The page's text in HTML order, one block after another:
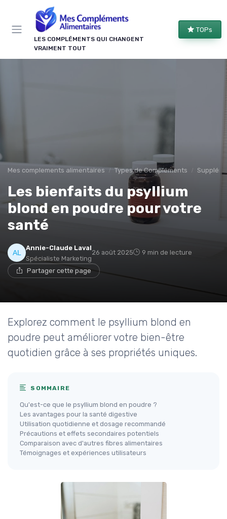
LES COMPLÉMENTS QUI CHANGENT
VRAIMENT TOUT
TOPs
Mes complements alimentaires Types de Compléments
Les bienfaits du psyllium
blond en poudre pour votre
santé
Annie-Claude Laval
Spécialiste Marketing
26 août 2025 9 min de lecture
Partager cette page
Explorez comment le psyllium blond en
poudre peut améliorer votre bien-être
quotidien grâce à ses propriétés uniques.
SOMMAIRE
Qu'est-ce que le psyllium blond en poudre ?
Les avantages pour la santé digestive
Utilisation quotidienne et dosage recommandé
Précautions et effets secondaires potentiels
Comparaison avec d'autres fibres alimentaires
Témoignages et expériences utilisateurs
Panneau de gestion des cookies